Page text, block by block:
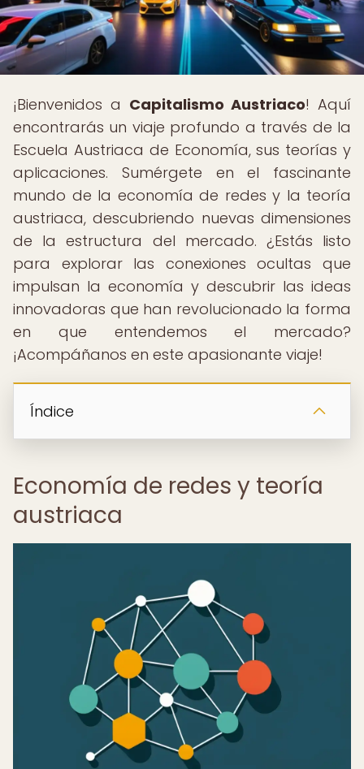
¡Bienvenidos a Capitalismo Austriaco! Aquí
encontrarás un viaje profundo a través de la
Escuela Austriaca de Economía, sus teorías y
aplicaciones. Sumérgete en el fascinante
mundo de la economía de redes y la teoría
austriaca, descubriendo nuevas dimensiones
de la estructura del mercado. ¿Estás listo
para explorar las conexiones ocultas que
impulsan la economía y descubrir las ideas
innovadoras que han revolucionado la forma
en que entendemos el mercado?
¡Acompáñanos en este apasionante viaje!
Índice
Economía de redes y teoría
austriaca